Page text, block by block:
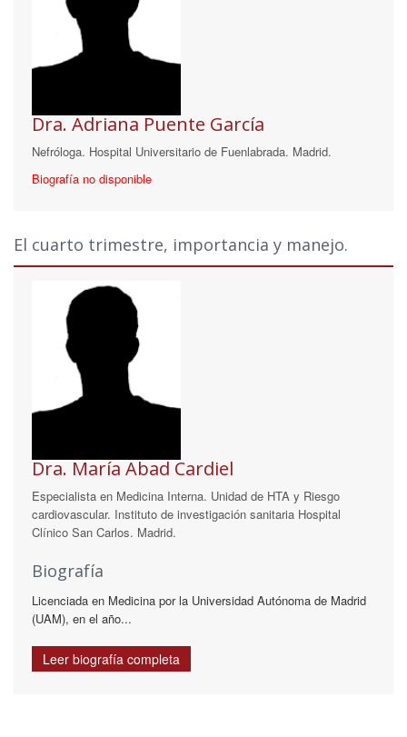
Dra. Adriana Puente García
Nefróloga. Hospital Universitario de Fuenlabrada. Madrid.
Biografía no disponible
El cuarto trimestre, importancia y manejo.
Dra. María Abad Cardiel
Especialista en Medicina Interna. Unidad de HTA y Riesgo
cardiovascular. Instituto de investigación sanitaria Hospital
Clínico San Carlos. Madrid.
Biografía
Licenciada en Medicina por la Universidad Autónoma de Madrid
(UAM), en el año...
Leer biografía completa